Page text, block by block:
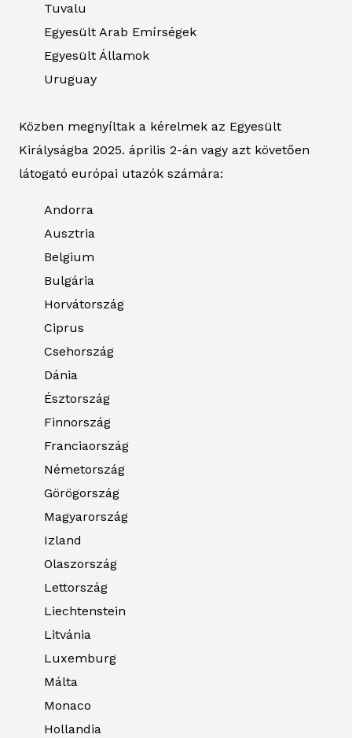
Tuvalu
Egyesült Arab Emírségek
Egyesült Államok
Uruguay
Közben megnyíltak a kérelmek az Egyesült
Királyságba 2025. április 2-án vagy azt követően
látogató európai utazók számára:
Andorra
Ausztria
Belgium
Bulgária
Horvátország
Ciprus
Csehország
Dánia
Észtország
Finnország
Franciaország
Németország
Görögország
Magyarország
Izland
Olaszország
Lettország
Liechtenstein
Litvánia
Luxemburg
Málta
Monaco
Hollandia